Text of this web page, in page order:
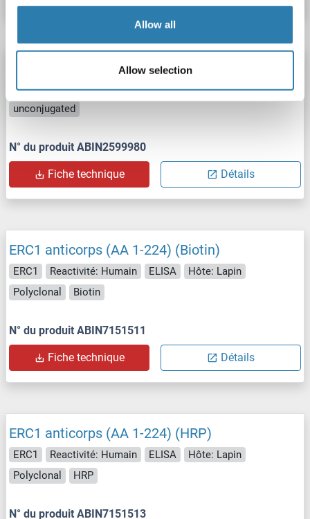
Allow all
Allow selection
ERC1 anticorps (AA 1-91)
ERC1 Reactivité: Humain WB Hôte: Souris
Polyclonal
unconjugated
N° du produit ABIN2599980
Fiche technique Détails
ERC1 anticorps (AA 1-224) (Biotin)
ERC1 Reactivité: Humain ELISA
Hôte: Lapin
Polyclonal
Biotin
N° du produit ABIN7151511
Fiche technique Détails
ERC1 anticorps (AA 1-224) (HRP)
ERC1 Reactivité: Humain ELISA
Hôte: Lapin
Polyclonal
HRP
N° du produit ABIN7151513